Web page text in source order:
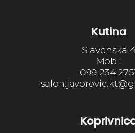
Kutina
Slavonska 4
Mob :
099 234